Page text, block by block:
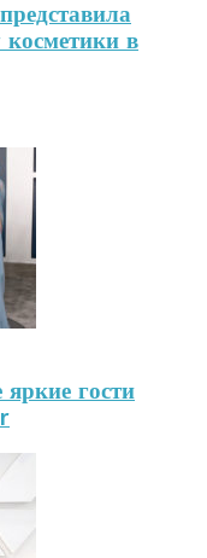
косметики в
гости